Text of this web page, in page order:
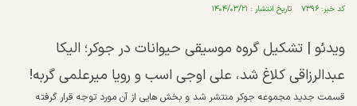
کد خبر: ۷۳۹۶ تاریخ انتشار : ۱۴۰۴/۰۳/۲۱
ویدئو | تشکیل گروه موسیقی حیوانات در جوکر؛ الیکا
عبدالرزاقی کلاغ شد، علی اوجی اسب و رویا میرعلمی گربه!
قسمت جدید مجموعه جوکر منتشر شد و بخش هایی از آن مورد توجه قرار گرفته